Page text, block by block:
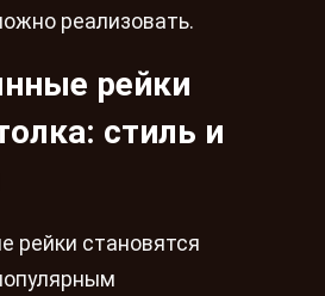
реализовать.
рейки
стиль и
рейки становятся